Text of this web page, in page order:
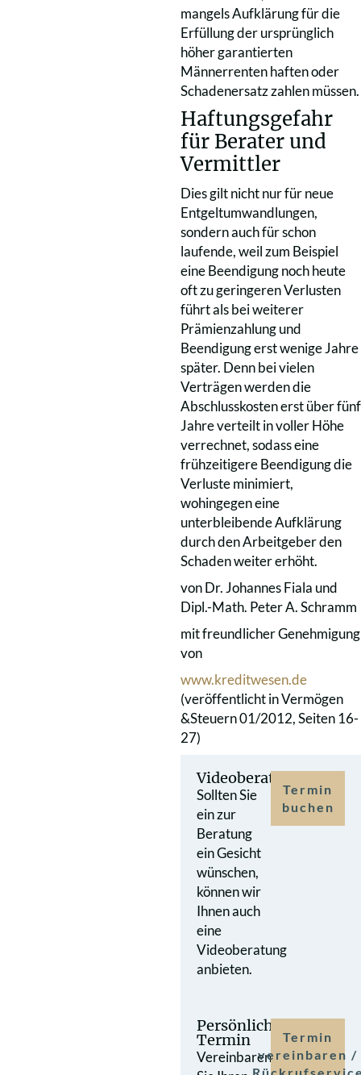
mangels Aufklärung für die
Erfüllung der ursprünglich
höher garantierten
Männerrenten haften oder
Schadenersatz zahlen müssen.
Haftungsgefahr
für Berater und
Vermittler
Dies gilt nicht nur für neue
Entgeltumwandlungen,
sondern auch für schon
laufende, weil zum Beispiel
eine Beendigung noch heute
oft zu geringeren Verlusten
führt als bei weiterer
Prämienzahlung und
Beendigung erst wenige Jahre
später. Denn bei vielen
Verträgen werden die
Abschlusskosten erst über fünf
Jahre verteilt in voller Höhe
verrechnet, sodass eine
frühzeitigere Beendigung die
Verluste minimiert,
wohingegen eine
unterbleibende Aufklärung
durch den Arbeitgeber den
Schaden weiter erhöht.
von Dr. Johannes Fiala und
Dipl.-Math. Peter A. Schramm
mit freundlicher Genehmigung
von
www.kreditwesen.de
(veröffentlicht in Vermögen
&Steuern 01/2012, Seiten 16-
27)
Videoberatung
Sollten Sie
ein zur
Beratung
ein Gesicht
wünschen,
können wir
Ihnen auch
eine
Videoberatung
anbieten.
Termin
buchen
Persönlicher
Termin
Vereinbaren
Termin
vereinbaren /